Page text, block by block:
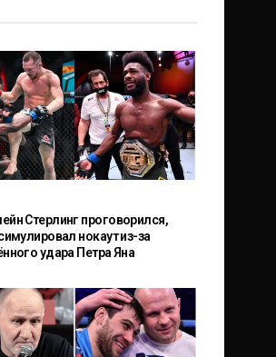
Стерлинг проговорился,
нокаут из-за
удара Петра Яна